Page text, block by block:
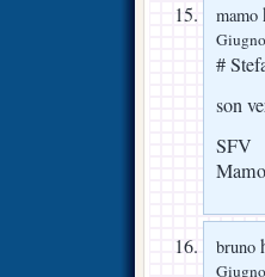
mamo
#
son
SFV
Mamo
bruno